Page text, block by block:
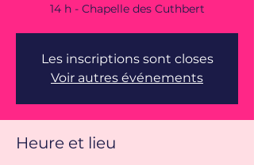
14 h - Chapelle des Cuthbert
Les inscriptions sont closes
Voir autres événements
Heure et lieu